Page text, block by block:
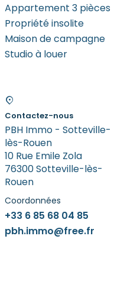
Appartement 3 pièces
Propriété insolite
Maison de campagne
Studio à louer
Contactez-nous
PBH Immo - Sotteville-
lès-Rouen
10 Rue Emile Zola
76300 Sotteville-lès-
Rouen
Coordonnées
+33 6 85 68 04 85
pbh.immo@free.fr